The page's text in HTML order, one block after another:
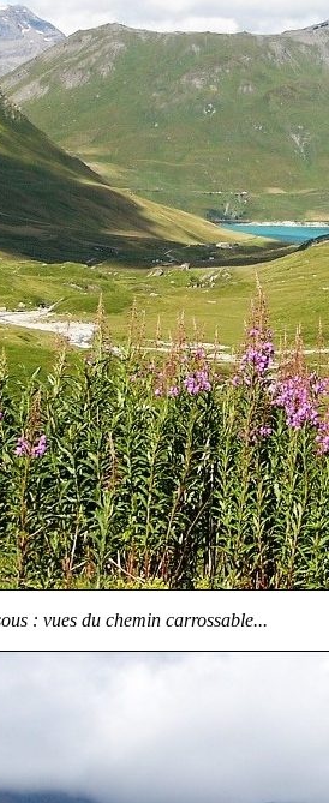
: vues du chemin carrossable...